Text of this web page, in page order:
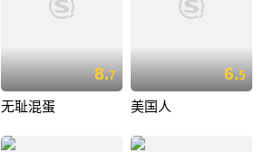
8.7
无耻混蛋
6.5
美国人